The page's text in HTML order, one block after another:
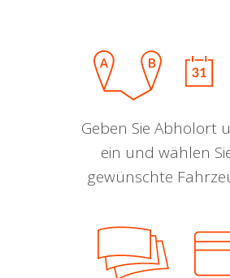
Geben Sie Abholort
ein und wählen
gewünschte